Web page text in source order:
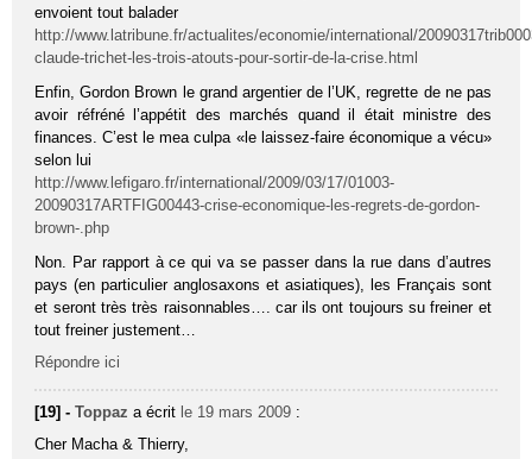
envoient tout balader
http://www.latribune.fr/actualites/economie/international/
claude-trichet-les-trois-atouts-pour-sortir-de-la-crise.html
Enfin, Gordon Brown le grand argentier de l’UK, regrette de ne pas
avoir réfréné l’appétit des marchés quand il était ministre des
finances. C’est le mea culpa «le laissez-faire économique a vécu»
selon lui
http://www.lefigaro.fr/international/2009/03/17/01003-
20090317ARTFIG00443-crise-economique-les-regrets-de-gordon-
brown-.php
Non. Par rapport à ce qui va se passer dans la rue dans d’autres
pays (en particulier anglosaxons et asiatiques), les Français sont
et seront très très raisonnables…. car ils ont toujours su freiner et
tout freiner justement…
Répondre ici
[19] -Toppaz a écrit le 19 mars 2009 :
Cher Macha & Thierry,